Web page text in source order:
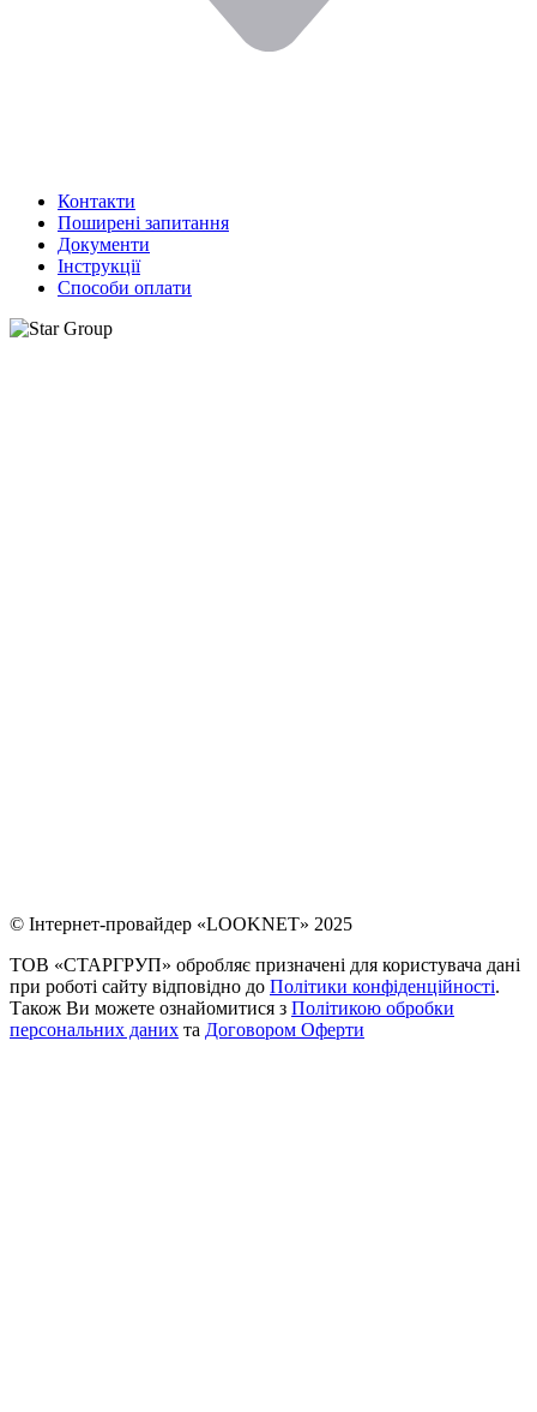
Контакти
Поширені запитання
Документи
Інструкції
Способи оплати
© Інтернет-провайдер «LOOKNET» 2025
ТОВ «СТАРГРУП» обробляє призначені для користувача дані
при роботі сайту відповідно до Політики конфіденційності.
Також Ви можете ознайомитися з Політикою обробки
персональних даних та Договором Оферти